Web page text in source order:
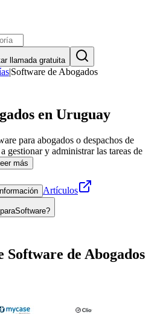
llamada gratuita
|Software de Abogados
en Uruguay
para abogados o despachos de
gestionar y administrar las tareas de
Leer más
Artículos
Software de Abogados